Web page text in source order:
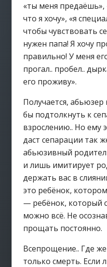
«ты меня
что я хочу», «я
чтобы чувствовать
нужен папа! Я хочу
правильно! У меня
прогал.. пробел..
его проживу».
Получается,
бы подтолкнуть к
взрослению.. Но ему
даст сепарации так
абьюзивный
и лишь имитирует
держать вас в
это ребёнок,
— ребёнок, который
можно всё. Не
прощать постоянно.
Всепрощение.. Где же
только смерть. Если